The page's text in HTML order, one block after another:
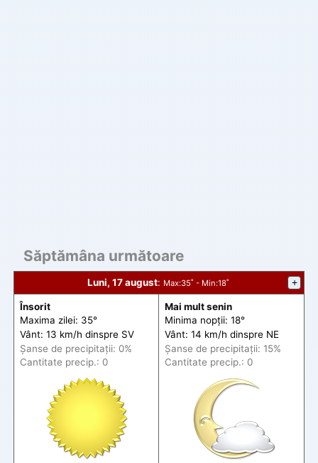
Săptămâna următoare
Luni, 17 august: Max:35˚ - Min:18˚ +
Însorit
Maxima zilei: 35°
Vânt: 13 km/h dinspre SV
Șanse de precipitații: 0%
Cantitate precip.: 0
Mai mult senin
Minima nopții: 18°
Vânt: 14 km/h dinspre NE
Șanse de precipitații: 15%
Cantitate precip.: 0